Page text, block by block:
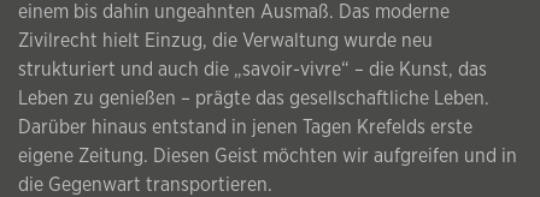
einem bis dahin ungeahnten Ausmaß. Das moderne
Zivilrecht hielt Einzug, die Verwaltung wurde neu
strukturiert und auch die „savoir-vivre“ – die Kunst, das
Leben zu genießen – prägte das gesellschaftliche Leben.
Darüber hinaus entstand in jenen Tagen Krefelds erste
eigene Zeitung. Diesen Geist möchten wir aufgreifen und in
die Gegenwart transportieren.